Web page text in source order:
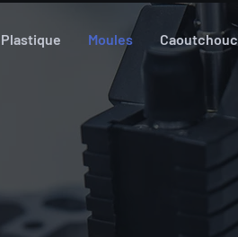
Plastique Moules Caoutchouc